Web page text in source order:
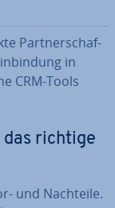
Part­ner­schaf­
in
CRM-Tools
das richtige
und Nachteile.